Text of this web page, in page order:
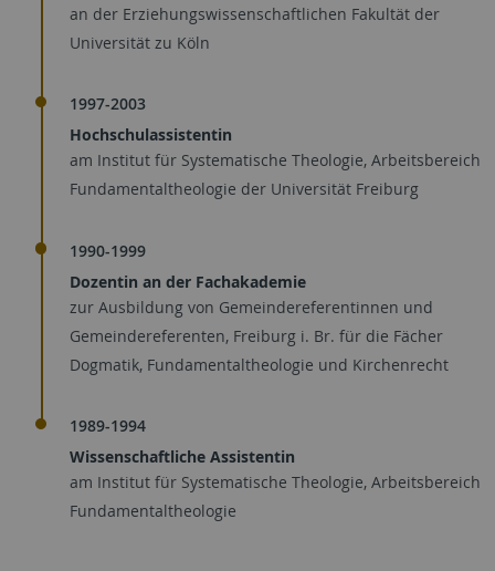
an der Erziehungswissenschaftlichen Fakultät der
Universität zu Köln
1997-2003
Hochschulassistentin
am Institut für Systematische Theologie, Arbeitsbereich
Fundamentaltheologie der Universität Freiburg
1990-1999
Dozentin an der Fachakademie
zur Ausbildung von Gemeindereferentinnen und
Gemeindereferenten, Freiburg i. Br. für die Fächer
Dogmatik, Fundamentaltheologie und Kirchenrecht
1989-1994
Wissenschaftliche Assistentin
am Institut für Systematische Theologie, Arbeitsbereich
Fundamentaltheologie